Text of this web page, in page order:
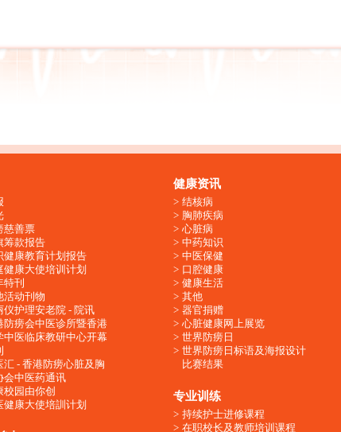
慈善票
筹款报告
健康教育计划报告
健康大使培训计划
特刊
活动刊物
仪护理安老院 - 院讯
防痨会中医诊所暨香港
中医临床教研中心开幕
汇 - 香港防痨心脏及胸
会中医药通讯
校园由你创
健康大使培訓计划
健康资讯
结核病
胸肺疾病
心脏病
中药知识
中医保健
口腔健康
健康生活
其他
器官捐赠
心脏健康网上展览
世界防痨日
世界防痨日标语及海报设计
比赛结果
专业训练
持续护士进修课程
在职校长及教师培训课程